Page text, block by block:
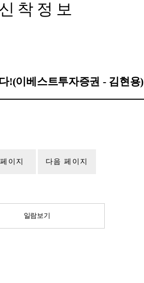
착정보
!(이베스트투자증권 - 김현용)
이지 다음 페이지
일람보기